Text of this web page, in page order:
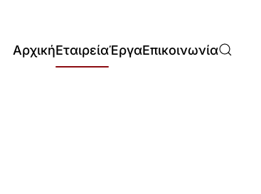
ΑρχικήΕταιρείαΈργαΕπικοινωνία